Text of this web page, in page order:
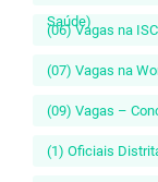
Saúde)
(06) Vagas na
(07) Vagas na
(09) Vagas –
(1) Oficiais